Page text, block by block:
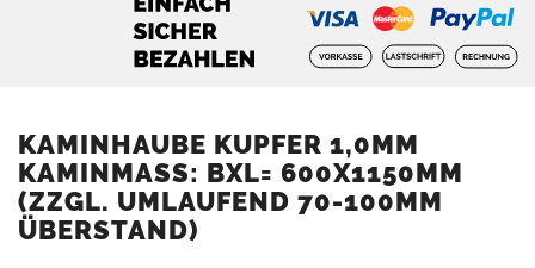
KAMINHAUBE KUPFER 1,0MM
KAMINMASS: BXL= 600X1150MM (
ZZGL. UMLAUFEND 70-100MM Ü
BERSTAND)